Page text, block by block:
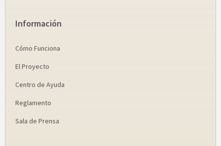
Información
Cómo Funciona
El Proyecto
Centro de Ayuda
Reglamento
Sala de Prensa